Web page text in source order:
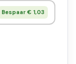
Bespaar € 1,03